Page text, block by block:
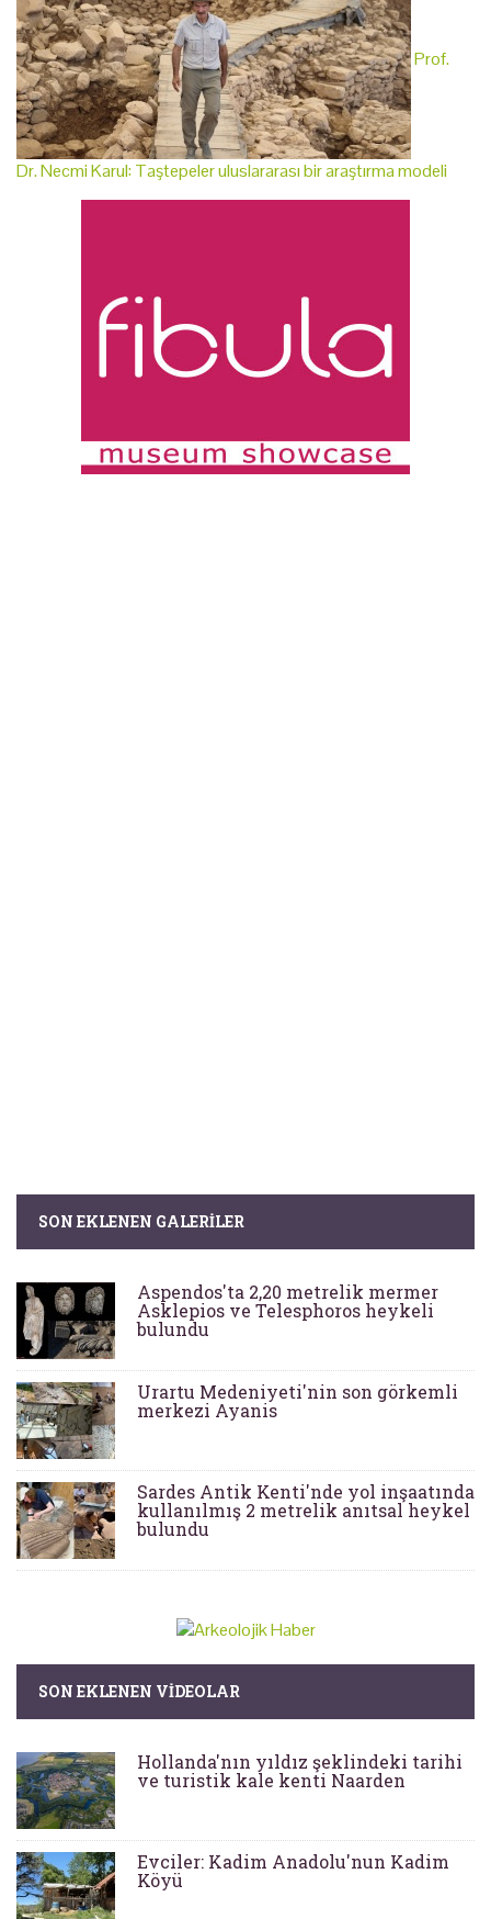
Prof.
Dr. Necmi Karul: Taştepeler uluslararası bir araştırma modeli
SON EKLENEN GALERILER
Aspendos'ta 2,20 metrelik mermer
Asklepios ve Telesphoros heykeli
bulundu
Urartu Medeniyeti'nin son görkemli
merkezi Ayanis
Sardes Antik Kenti'nde yol inşaatında
kullanılmış 2 metrelik anıtsal heykel
bulundu
SON EKLENEN VIDEOLAR
Hollanda'nın yıldız şeklindeki tarihi
ve turistik kale kenti Naarden
Evciler: Kadim Anadolu'nun Kadim
Köyü